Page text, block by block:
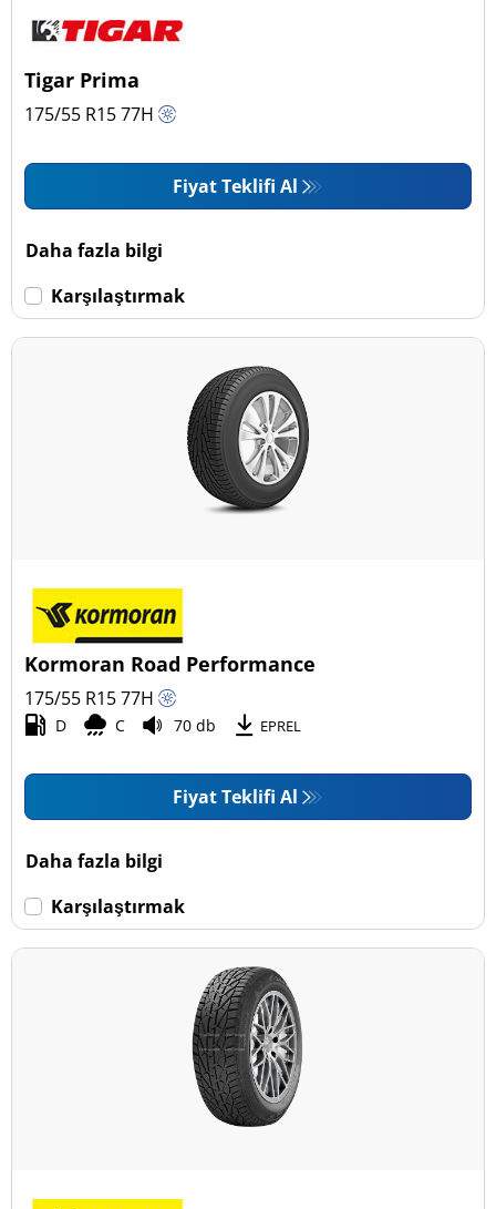
Tigar Prima
175/55 R1577H
Fiyat Teklifi Al
Daha fazla bilgi
Karşılaştırmak
Kormoran Road Performance
175/55 R1577H
D C 70 db EPREL
Fiyat Teklifi Al
Daha fazla bilgi
Karşılaştırmak